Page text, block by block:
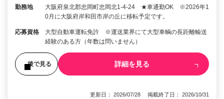
勤務地
大阪府泉北郡忠岡町忠岡北1-4-24 ★車通勤OK ※2026年1
0月に大阪府岸和田市岸の丘に移転予定です。
応募資格
大型自動車運転免許 ※運送業界にて大型車輌の長距離輸送
経験のある方（年数は問いません）
後で見る 詳細を見る
更新日： 2026/07/28 掲載終了日： 2026/10/31